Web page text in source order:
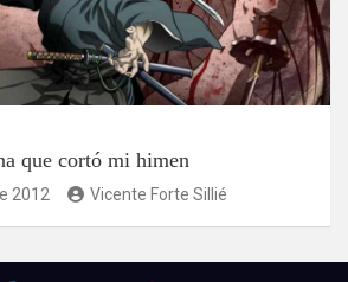
que cortó mi himen
2012 Vicente Forte Sillié